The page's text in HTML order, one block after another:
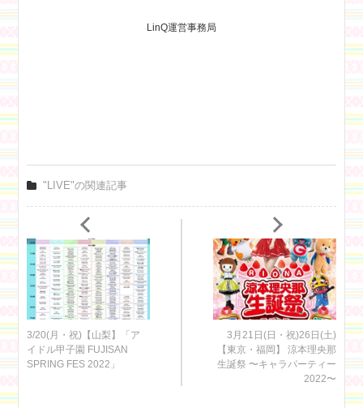
LinQ運営事務局
"LIVE"の関連記事
3/20(月・祝)【山梨】「ア
イドル甲子園 FUJISAN
SPRING FES 2022」
3月21日(日・祝)26日(土)
【東京・福岡】 涼本理央那
生誕祭 〜キャラパーティー
2022〜